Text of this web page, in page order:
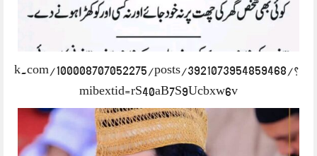
100008707052275/posts/3921073954859468/?
mibextid=rS40aB7S9Ucbxw6v